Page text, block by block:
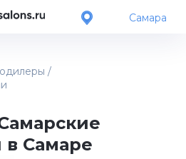
/
Самара
в Самаре